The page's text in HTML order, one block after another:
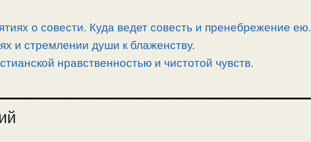
о совести. Куда ведет совесть и пренебрежение ею.
и стремлении души к блаженству.
нравственностью и чистотой чувств.